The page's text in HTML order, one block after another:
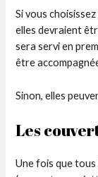
Si vous
elles devraient
sera servi en
être
Sinon, elles
Les
Une fois que